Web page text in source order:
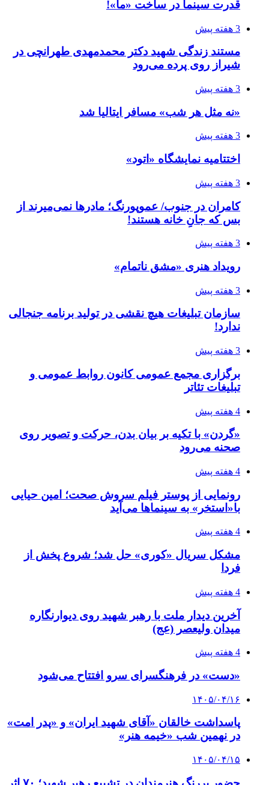
قدرت سینما در ساخت «ما»!
3 هفته پیش
مستند زندگی شهید دکتر محمدمهدی طهرانچی در
شیراز روی پرده می‌رود
3 هفته پیش
«نه مثل هر شب» مسافر ایتالیا شد
3 هفته پیش
اختتامیه نمایشگاه «اتود»
3 هفته پیش
کامران در جنوب/ عموپورنگ؛ مادرها نمی‌میرند از
بس که جانِ خانه هستند!
3 هفته پیش
رویداد هنری «مشق ناتمام»
3 هفته پیش
سازمان تبلیغات هیچ نقشی در تولید برنامه جنجالی
ندارد!
3 هفته پیش
برگزاری مجمع عمومی کانون روابط عمومی و
تبلیغات تئاتر
4 هفته پیش
«گردن» با تکیه بر بیان بدن، حرکت و تصویر روی
صحنه می‌رود
4 هفته پیش
رونمایی از پوستر فیلم سروش صحت؛ امین حیایی
با«استخر» به سینماها می‌آید
4 هفته پیش
مشکل سریال «کوری» حل شد؛ شروع پخش از
فردا
4 هفته پیش
آخرین دیدار ملت با رهبر شهید روی دیوارنگاره
میدان ولیعصر (عج)
4 هفته پیش
«دست» در فرهنگسرای سرو افتتاح می‌شود
۱۴۰۵/۰۴/۱۶
پاسداشت خالقان «آقای شهید ایران» و «پدر امت»
در نهمین شب «خیمه هنر»
۱۴۰۵/۰۴/۱۵